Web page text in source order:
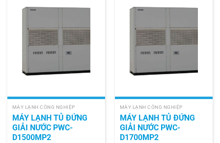
MÁY LẠNH CÔNG NGHIỆP
MÁY LẠNH TỦ ĐỨNG
GIẢI NƯỚC PWC-
D1500MP2
MÁY LẠNH CÔNG NGHIỆP
MÁY LẠNH TỦ ĐỨNG
GIẢI NƯỚC PWC-
D1700MP2